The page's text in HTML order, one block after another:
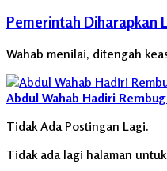
Pemerintah Diharapkan
Wahab menilai, ditengah
Abdul Wahab Hadiri
Tidak Ada Postingan Lagi.
Tidak ada lagi halaman